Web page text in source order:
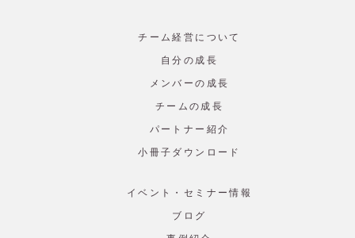
チーム経営について
自分の成長
メンバーの成長
チームの成長
パートナー紹介
小冊子ダウンロード
イベント・セミナー情報
ブログ